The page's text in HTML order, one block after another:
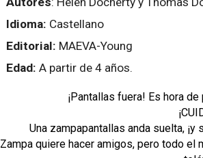
Idioma: Castellano
Editorial: MAEVA-Young
Edad: A partir de 4 años.
¡Pantallas fuera! Es hora
Una zampapantallas anda suelta,
Zampa quiere hacer amigos, pero todo el